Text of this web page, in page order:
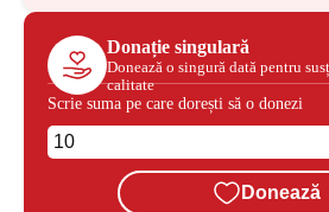
Donație singulară
Donează o singură dată pentru
calitate
Scrie suma pe care dorești să o donezi
Donează